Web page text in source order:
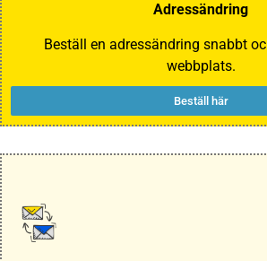
Adressändring
Beställ en adressändring snabbt
webbplats.
Beställ här